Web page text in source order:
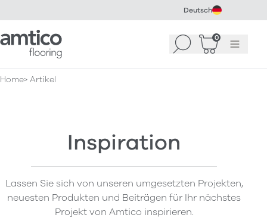
Deutsch
Amtico Flooring Suchen 0
WarenkorbMenü
Home Artikel
Inspiration
Lassen Sie sich von unseren umgesetzten Projekten,
neuesten Produkten und Beiträgen für Ihr nächstes
Projekt von Amtico inspirieren.